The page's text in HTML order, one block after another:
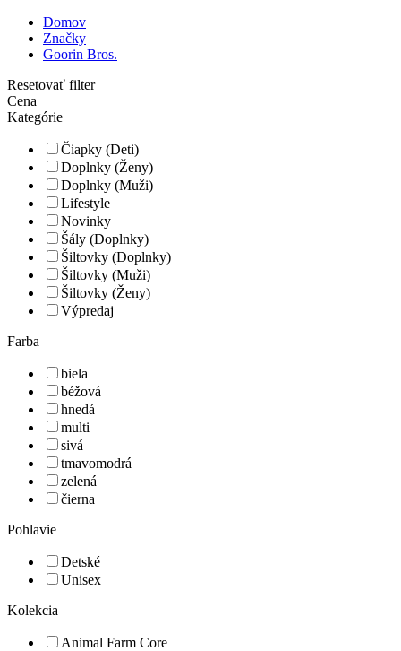
Domov
Značky
Goorin Bros.
Resetovať filter
Cena
Kategórie
Čiapky (Deti)
Doplnky (Ženy)
Doplnky (Muži)
Lifestyle
Novinky
Šály (Doplnky)
Šiltovky (Doplnky)
Šiltovky (Muži)
Šiltovky (Ženy)
Výpredaj
Farba
biela
béžová
hnedá
multi
sivá
tmavomodrá
zelená
čierna
Pohlavie
Detské
Unisex
Kolekcia
Animal Farm Core